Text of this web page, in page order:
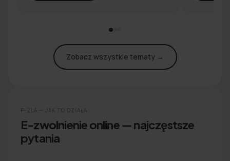
Zobacz wszystkie tematy →
E-ZLA — JAK TO DZIAŁA
E-zwolnienie online — najczęstsze
pytania